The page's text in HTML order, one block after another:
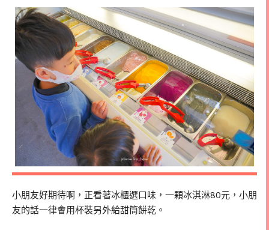
小朋友好期待啊，正看著冰櫃選口味，一顆冰淇淋80元，小朋
友的話一律會用杯裝另外給甜筒餅乾。